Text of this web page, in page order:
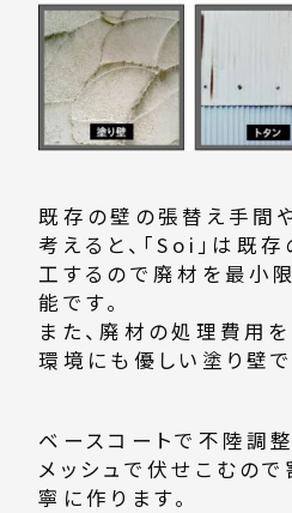
既存の壁の張替え手間
考えると、「Soi」は既
工するので廃材を最小
能です。
また、廃材の処理費用
環境にも優しい塗り壁で
ベースコートで不陸調
メッシュで伏せこむの
寧に作ります。